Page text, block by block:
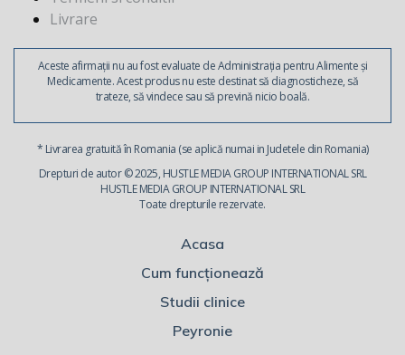
Livrare
Aceste afirmații nu au fost evaluate de Administrația pentru Alimente și
Medicamente. Acest produs nu este destinat să diagnosticheze, să
trateze, să vindece sau să prevină nicio boală.
* Livrarea gratuită în Romania (se aplică numai in Judetele din Romania)
Drepturi de autor © 2025, HUSTLE MEDIA GROUP INTERNATIONAL SRL
HUSTLE MEDIA GROUP INTERNATIONAL SRL
Toate drepturile rezervate.
Acasa
Cum funcționează
Studii clinice
Peyronie